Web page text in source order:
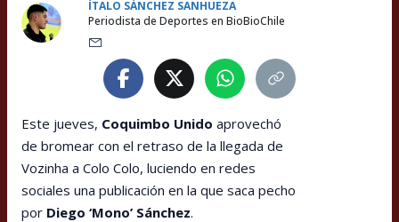
ÍTALO SÁNCHEZ SANHUEZA
Periodista de Deportes en BioBioChile
Este jueves, Coquimbo Unido aprovechó
de bromear con el retraso de la llegada de
Vozinha a Colo Colo, luciendo en redes
sociales una publicación en la que saca pecho
por Diego ‘Mono’ Sánchez.